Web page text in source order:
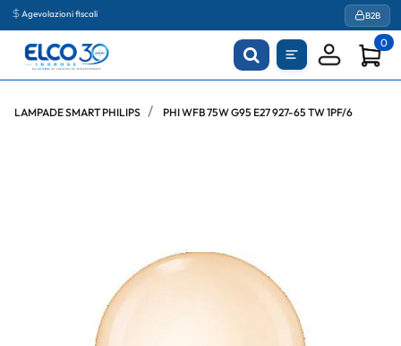
Agevolazioni fiscali B2B
0
LAMPADE SMART PHILIPS PHI WFB 75W G95 E27 927-65 TW 1PF/6